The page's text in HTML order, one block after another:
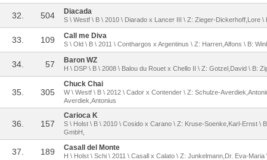
32. 504 Diacada
S \ Westf \ B \ 2010 \ Diarado x Lancer III \ Z: Zieger-Dickerhoff,Lore \
33. 109 Call me Diva
S \ Old \ B \ 2011 \ Conthargos x Argentinus \ Z: Harren,Alfons \ B:
34. 57 Baron WZ
H \ DSP \ B \ 2008 \ Balou du Rouet x Chello II \ Z: Gotzel,David \ B:
35. 305
Chuck Chai
W \ Westf \ B \ 2012 \ Cador x Contender \ Z: Schulze-
Averdiek,Antonius
36. 157
Carioca K
S \ Holst \ B \ 2010 \ Cosido x Carano \ Z: Kruse-Soenke,Karl-Ernst \
GmbH,
37. 189 Casall del Monte
H \ Holst \ Schi \ 2011 \ Casall x Calato \ Z: Junkelmann,Dr. Eva-Maria